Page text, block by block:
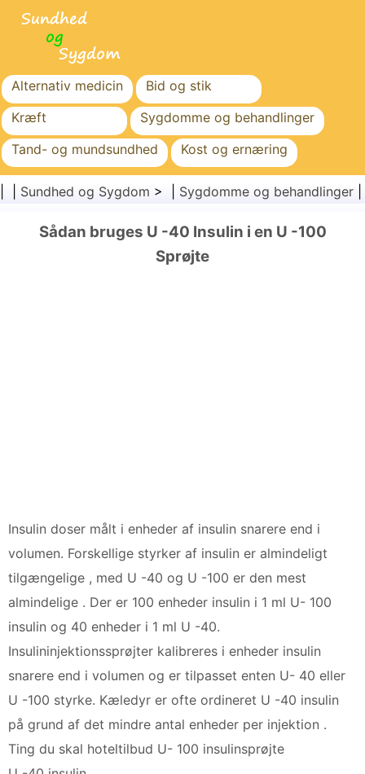
Alternativ medicin
Bid og stik
Kræft
Sygdomme og behandlinger
Tand- og mundsundhed
Kost og ernæring
Familiesundhed
Sundhedssektoren
Kirurgi og procedurer
Sundhed og Sygdom > | Sygdomme og behandlinger
Sådan bruges U -40 Insulin i en U -100
Sprøjte
Insulin doser målt i enheder af insulin snarere end i
volumen. Forskellige styrker af insulin er almindeligt
tilgængelige , med U -40 og U -100 er den mest
almindelige . Der er 100 enheder insulin i 1 ml U- 100
insulin og 40 enheder i 1 ml U -40.
Insulininjektionssprøjter kalibreres i enheder insulin
snarere end i volumen og er tilpasset enten U- 40 eller
U -100 styrke. Kæledyr er ofte ordineret U -40 insulin
på grund af det mindre antal enheder per injektion .
Ting du skal hoteltilbud U- 100 insulinsprøjte